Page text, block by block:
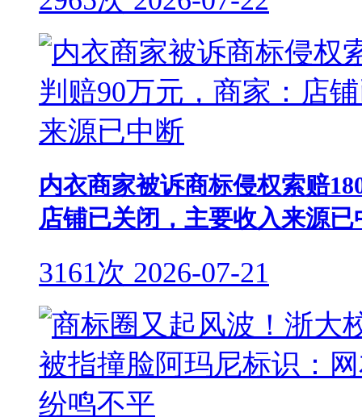
内衣商家被诉商标侵权索赔
店铺已关闭，主要收入来源已
3161次 2026-07-21